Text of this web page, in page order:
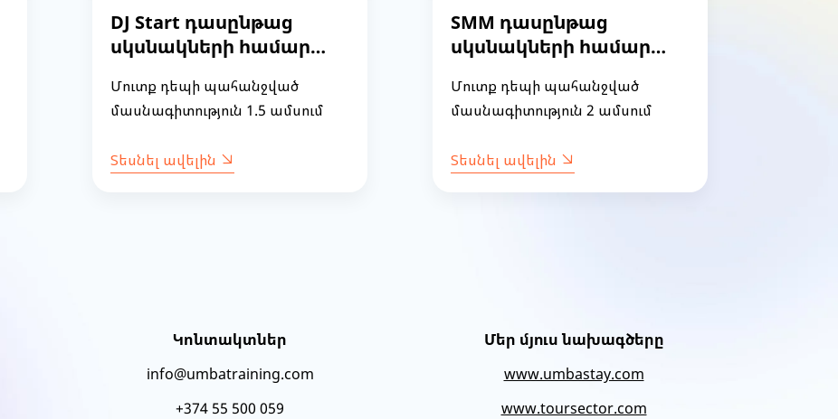
DJ Start դասընթաց
սկսնակների համար
Մուտք դեպի պահանջված
մասնագիտություն 1.5 ամսում
Տեսնել ավելին
SMM դասընթաց
սկսնակների համար
(խումբ 62)
Մուտք դեպի պահանջված
մասնագիտություն 2 ամսում
Տեսնել ավելին
Կոնտակտներ
info@umbatraining.com
+374 55 500 059
Մեր մյուս նախագծերը
www.umbastay.com
www.toursector.com